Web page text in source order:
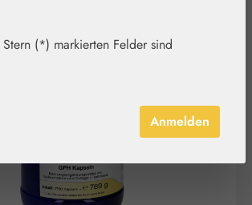
(*) markierten Felder sind
Anmelden